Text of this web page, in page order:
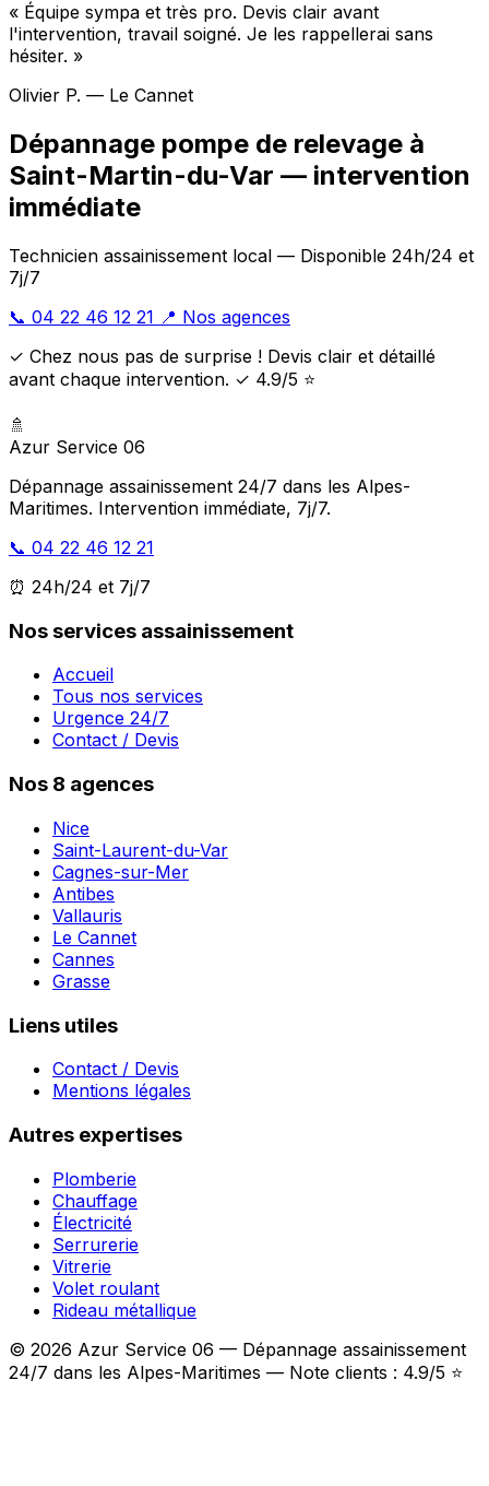
« Équipe sympa et très pro. Devis clair avant
l'intervention, travail soigné. Je les rappellerai sans
hésiter. »
Olivier P. — Le Cannet
Dépannage pompe de relevage à
Saint-Martin-du-Var — intervention
immédiate
Technicien assainissement local — Disponible 24h/24 et
7j/7
📞 04 22 46 12 21 📍 Nos agences
✓ Chez nous pas de surprise ! Devis clair et détaillé
avant chaque intervention. ✓ 4.9/5 ⭐
🚿
Azur Service 06
Dépannage assainissement 24/7 dans les Alpes-
Maritimes. Intervention immédiate, 7j/7.
📞 04 22 46 12 21
⏰ 24h/24 et 7j/7
Nos services assainissement
Accueil
Tous nos services
Urgence 24/7
Contact / Devis
Nos 8 agences
Nice
Saint-Laurent-du-Var
Cagnes-sur-Mer
Antibes
Vallauris
Le Cannet
Cannes
Grasse
Liens utiles
Contact / Devis
Mentions légales
Autres expertises
Plomberie
Chauffage
Électricité
Serrurerie
Vitrerie
Volet roulant
Rideau métallique
© 2026 Azur Service 06 — Dépannage assainissement
24/7 dans les Alpes-Maritimes — Note clients : 4.9/5 ⭐